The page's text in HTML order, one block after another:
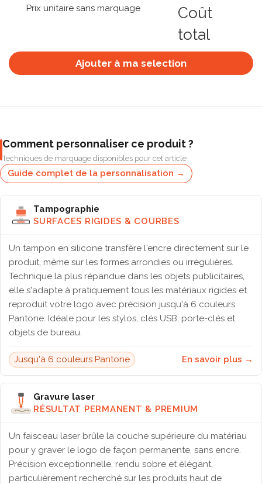
Prix unitaire sans marquage
Coût
total
Ajouter à ma selection
Comment personnaliser ce produit ?
Techniques de marquage disponibles pour cet article
Guide complet de la personnalisation →
Tampographie
SURFACES RIGIDES & COURBES
Un tampon en silicone transfère l'encre directement sur le
produit, même sur les formes arrondies ou irrégulières.
Technique la plus répandue dans les objets publicitaires,
elle s'adapte à pratiquement tous les matériaux rigides et
reproduit votre logo avec précision jusqu'à 6 couleurs
Pantone. Idéale pour les stylos, clés USB, porte-clés et
objets de bureau.
Jusqu'à 6 couleurs Pantone En savoir plus →
Gravure laser
RÉSULTAT PERMANENT & PREMIUM
Un faisceau laser brûle la couche supérieure du matériau
pour y graver le logo de façon permanente, sans encre.
Précision exceptionnelle, rendu sobre et élégant,
particulièrement recherché sur les produits haut de